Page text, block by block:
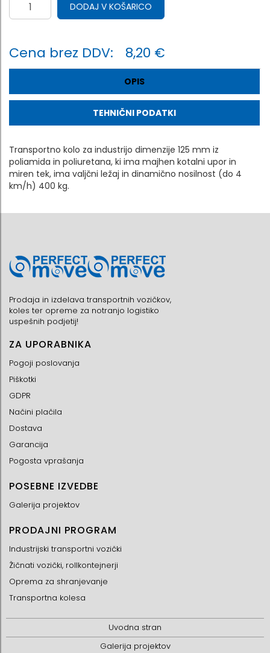
DODAJ V KOŠARICO
Cena brez DDV: 8,20 €
OPIS
TEHNIČNI PODATKI
Transportno kolo za industrijo dimenzije 125 mm iz
poliamida in poliuretana, ki ima majhen kotalni upor in
miren tek, ima valjčni ležaj in dinamično nosilnost (do 4
km/h) 400 kg.
Prodaja in izdelava transportnih vozičkov,
koles ter opreme za notranjo logistiko
uspešnih podjetij!
ZA UPORABNIKA
Pogoji poslovanja
Piškotki
GDPR
Načini plačila
Dostava
Garancija
Pogosta vprašanja
POSEBNE IZVEDBE
Galerija projektov
PRODAJNI PROGRAM
Industrijski transportni vozički
Žičnati vozički, rollkontejnerji
Oprema za shranjevanje
Transportna kolesa
Uvodna stran
Galerija projektov